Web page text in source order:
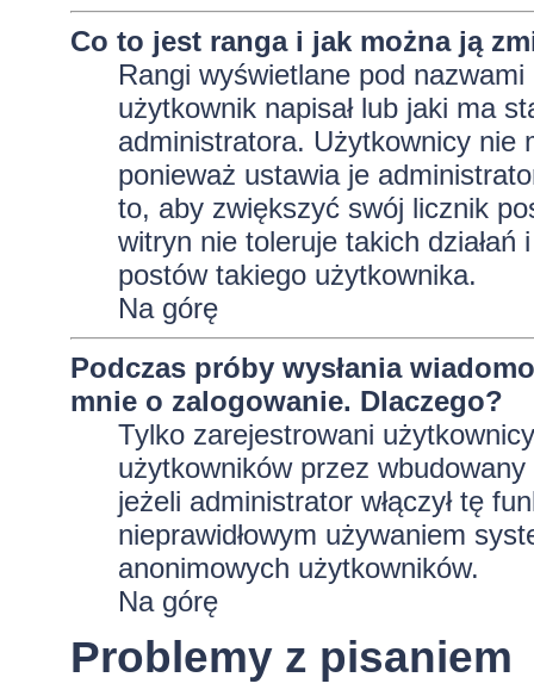
Co to jest ranga i jak można ją
Rangi wyświetlane pod
użytkownik napisał lub jaki ma
administratora. Użytkownicy nie
ponieważ ustawia je
to, aby zwiększyć swój licznik
witryn nie toleruje takich
postów takiego użytkownika.
Na górę
Podczas próby wysłania
mnie o zalogowanie. Dlaczego?
Tylko zarejestrowani
użytkowników przez
jeżeli administrator włączył tę
nieprawidłowym używaniem
anonimowych użytkowników.
Na górę
Problemy z pisaniem